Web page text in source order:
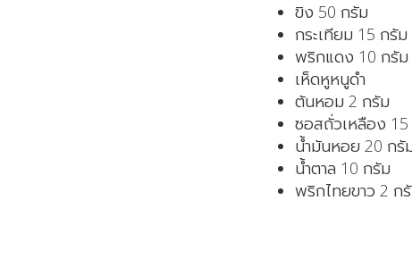
ขิง 50 กรัม
กระเทียม 15 กรัม
พริกแดง 10 กรัม
เห็ดหูหนูดำ
ต้นหอม 2 กรัม
ซอสถั่วเหลือง
น้ำมันหอย 20 กรั
น้ำตาล 10 กรัม
พริกไทยขาว 2 ก